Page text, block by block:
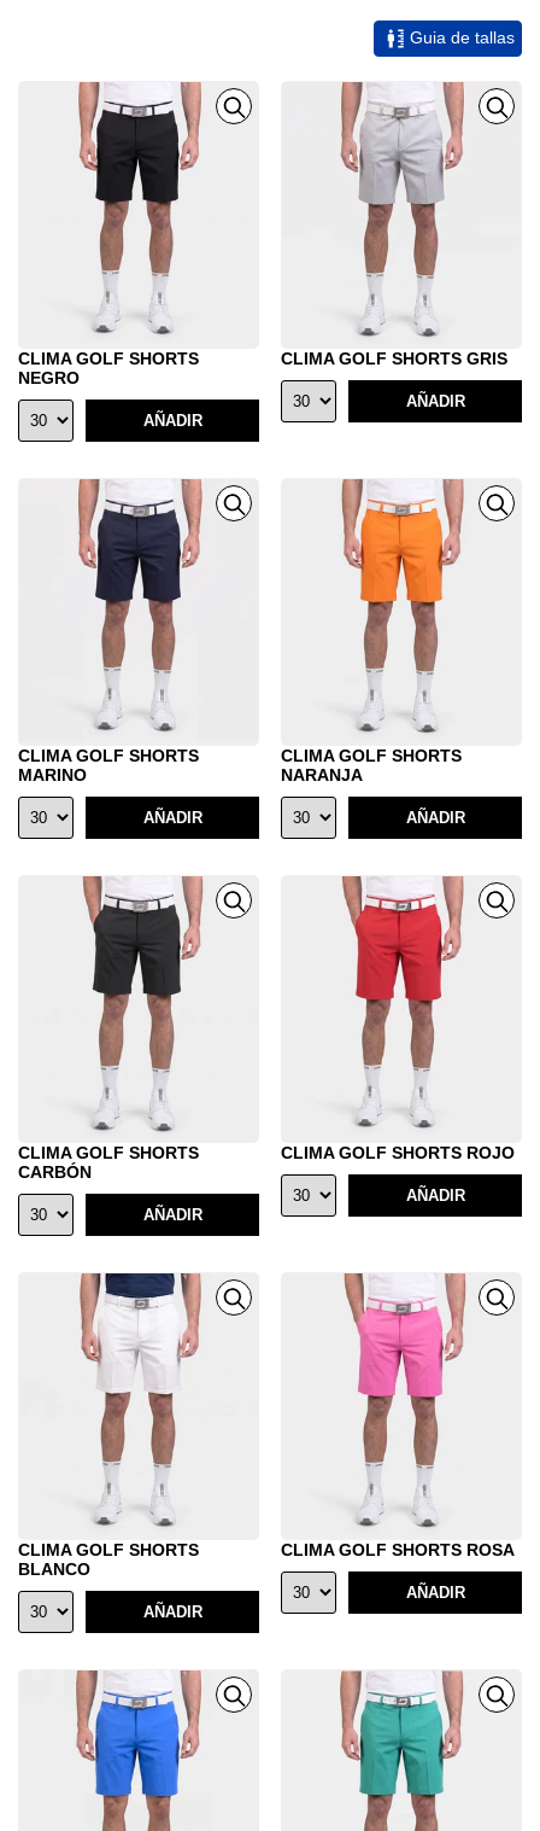
Guia de tallas
CLIMA GOLF SHORTS
NEGRO
AÑADIR
CLIMA GOLF SHORTS GRIS
AÑADIR
CLIMA GOLF SHORTS
MARINO
AÑADIR
CLIMA GOLF SHORTS
NARANJA
AÑADIR
CLIMA GOLF SHORTS
CARBÓN
AÑADIR
CLIMA GOLF SHORTS ROJO
AÑADIR
CLIMA GOLF SHORTS
BLANCO
AÑADIR
CLIMA GOLF SHORTS ROSA
AÑADIR